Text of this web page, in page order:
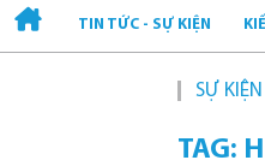
TIN TỨC - SỰ KIỆN
SỰ
TAG: